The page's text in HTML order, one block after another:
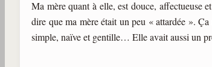
Ma mère quant à elle, est douce, affectueuse
dire que ma mère était un peu « attardée ».
simple, naïve et gentille… Elle avait aussi un